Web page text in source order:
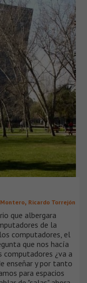
, Ricardo Torrejón
que albergara
de la
computadores, el
que nos hacía
computadores ¿va a
enseñar y por tanto
para espacios